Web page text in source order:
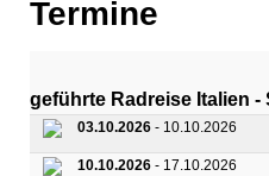
Termine
geführte Radreise Italien -
03.10.2026 - 10.10.2026
10.10.2026 - 17.10.2026